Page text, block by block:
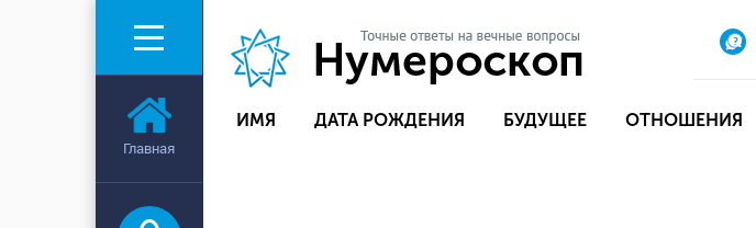
Главная
ИМЯ ДАТА РОЖДЕНИЯ БУДУЩЕЕ ОТНОШЕНИЯ